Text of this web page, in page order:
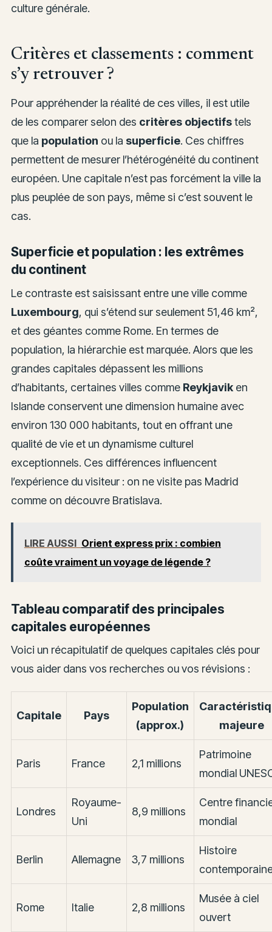
culture générale.
Critères et classements : comment
s’y retrouver ?
Pour appréhender la réalité de ces villes, il est utile
de les comparer selon des critères objectifstels
que la population ou la superficie. Ces chiffres
permettent de mesurer l’hétérogénéité du continent
européen. Une capitale n’est pas forcément la ville la
plus peuplée de son pays, même si c’est souvent le
cas.
Superficie et population : les extrêmes
du continent
Le contraste est saisissant entre une ville comme
Luxembourg, qui s’étend sur seulement 51,46 km²,
et des géantes comme Rome. En termes de
population, la hiérarchie est marquée. Alors que les
grandes capitales dépassent les millions
d’habitants, certaines villes comme Reykjaviken
Islande conservent une dimension humaine avec
environ 130 000 habitants, tout en offrant une
qualité de vie et un dynamisme culturel
exceptionnels. Ces différences influencent
l’expérience du visiteur : on ne visite pas Madrid
comme on découvre Bratislava.
LIRE AUSSI Orient express prix : combien
coûte vraiment un voyage de légende ?
Tableau comparatif des principales
capitales européennes
Voici un récapitulatif de quelques capitales clés pour
vous aider dans vos recherches ou vos révisions :
Capitale Pays
Population
(approx.)
majeure
Paris France 2,1 millions
Patrimoine
mondial
Londres
Royaume-
Uni
8,9 millions
Centre
mondial
Berlin Allemagne 3,7 millions
Histoire
Rome Italie 2,8 millions
Musée à ciel
ouvert